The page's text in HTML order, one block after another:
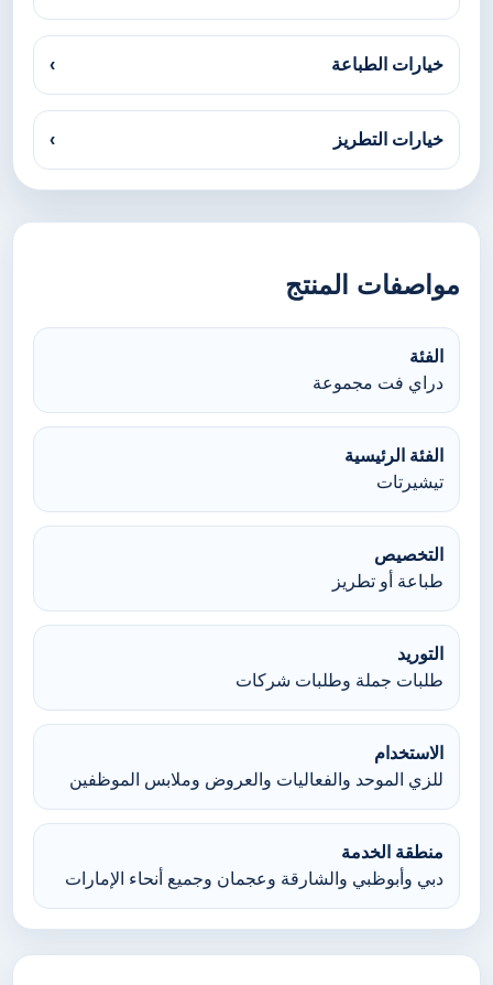
خيارات الطباعة ›
خيارات التطريز ›
مواصفات المنتج
الفئة
دراي فت مجموعة
الفئة الرئيسية
تيشيرتات
التخصيص
طباعة أو تطريز
التوريد
طلبات جملة وطلبات شركات
الاستخدام
للزي الموحد والفعاليات والعروض وملابس الموظفين
منطقة الخدمة
دبي وأبوظبي والشارقة وعجمان وجميع أنحاء الإمارات